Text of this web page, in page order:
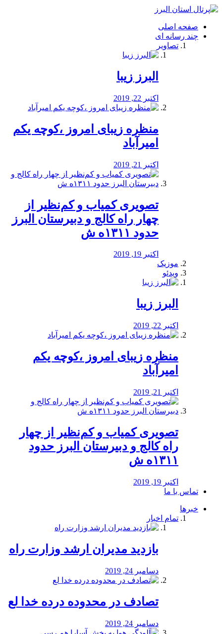
فصد
شرق
تهران
خشکشویی
صفحه اصلی
چند رسانه ای
تصاویر
البرز زیبا
اکتبر 22, 2019
منظره‌‌ زیبای امروز ،کوچه یکم
امیرآباد
اکتبر 21, 2019
️تصویری کمیاب و کم‌نظیر از
چهار راه كالج و دبيرستان البرز
حدود ۱۳۱۱ه ش
اکتبر 19, 2019
موزیک
ویدئو
البرز زیبا
اکتبر 22, 2019
منظره‌‌ زیبای امروز ،کوچه یکم
امیرآباد
اکتبر 21, 2019
️تصویری کمیاب و کم‌نظیر از چهار
راه كالج و دبيرستان البرز حدود
۱۳۱۱ه ش
اکتبر 19, 2019
تماس با ما
خبرها
تمام اخبار
بازدید مدیران ارشد وزارت راه
دسامبر 24, 2019
تصادف در محدوده درده خدا لع
دسامبر 24, 2019